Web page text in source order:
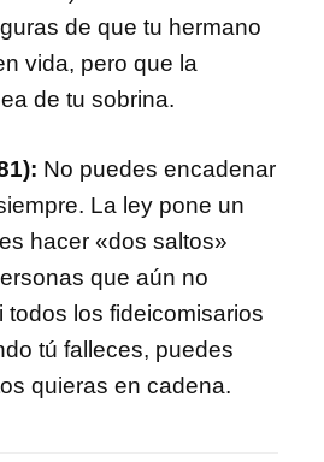
de que tu hermano
vida, pero que la
de tu sobrina.
No puedes encadenar
La ley pone un
hacer «dos saltos»
que aún no
todos los fideicomisarios
tú falleces, puedes
quieras en cadena.